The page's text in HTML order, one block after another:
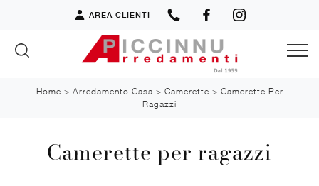
AREA CLIENTI
Home > Arredamento Casa > Camerette > Camerette Per
Ragazzi
Camerette per ragazzi